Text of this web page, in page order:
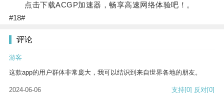
点击下载ACGP加速器，畅享高速网络体验吧！。
#18#
评论
游客
这款app的用户群体非常庞大，我可以结识到来自世界各地的朋友。
2024-06-06 支持[0] 反对[0]